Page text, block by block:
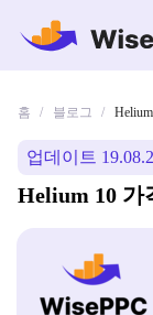
홈 / 블로그 /
업데이트
Helium 10 가